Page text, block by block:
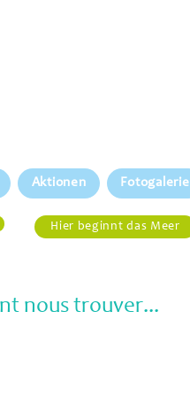
Aktionen Fotogalerie
Hier beginnt das Meer
nous trouver...